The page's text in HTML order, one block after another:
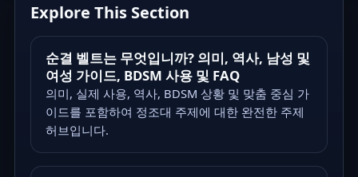
Explore This Section
순결 벨트는 무엇입니까? 의미, 역사, 남성 및
여성 가이드, BDSM 사용 및 FAQ
의미, 실제 사용, 역사, BDSM 상황 및 맞춤 중심 가
이드를 포함하여 정조대 주제에 대한 완전한 주제
허브입니다.